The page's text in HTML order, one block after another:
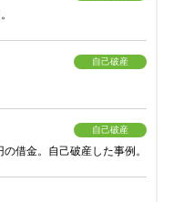
自己破産
自己破産
借金。自己破産した事例。